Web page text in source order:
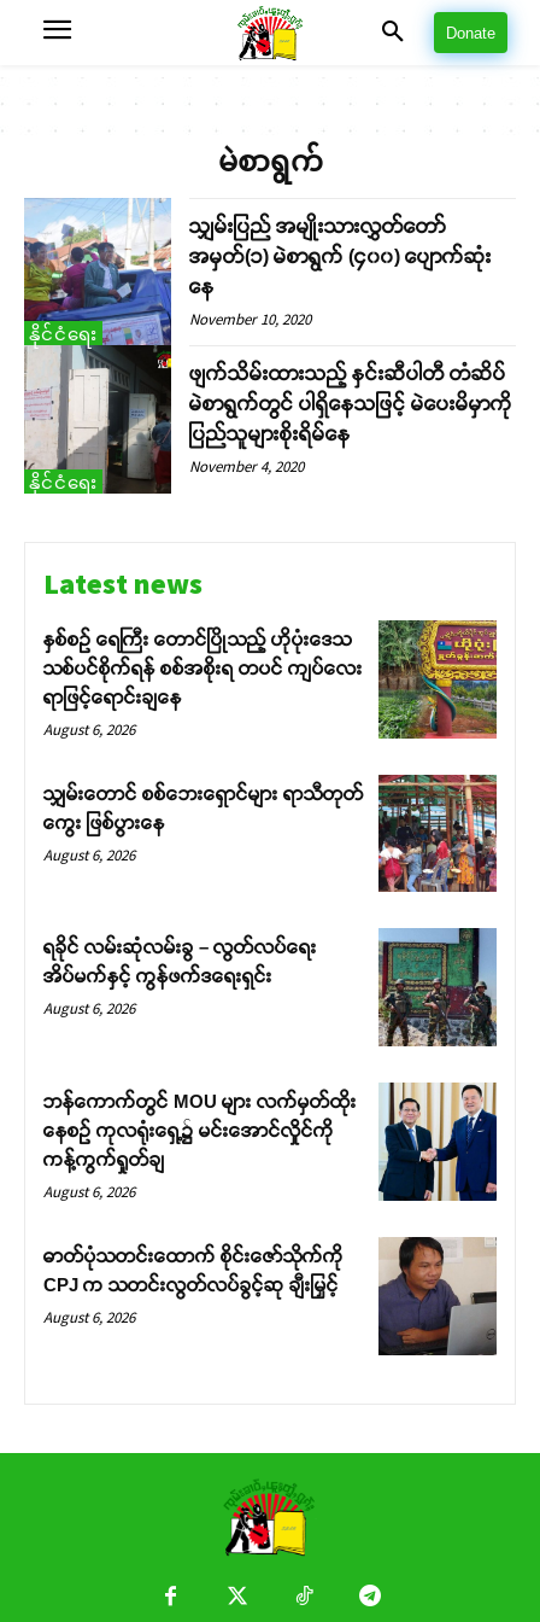
Donate
မဲစာရွက်
နိုင်ငံရေး
သျှမ်းပြည် အမျိုးသားလွှတ်တော်
အမှတ်(၁) မဲစာရွက် (၄၀၀) ပျောက်ဆုံး
နေ
November 10, 2020
နိုင်ငံရေး
ဖျက်သိမ်းထားသည့် နှင်းဆီပါတီ တံဆိပ်
မဲစာရွက်တွင် ပါရှိနေသဖြင့် မဲပေးမိမှာကို
ပြည်သူများစိုးရိမ်နေ
November 4, 2020
Latest news
နှစ်စဉ် ရေကြီး တောင်ပြိုသည့် ဟိုပုံးဒေသ
သစ်ပင်စိုက်ရန် စစ်အစိုးရ တပင် ကျပ်လေး
ရာဖြင့်ရောင်းချနေ
August 6, 2026
သျှမ်းတောင် စစ်ဘေးရှောင်များ ရာသီတုတ်
ကွေး ဖြစ်ပွားနေ
August 6, 2026
ရခိုင် လမ်းဆုံလမ်းခွ – လွတ်လပ်ရေး
အိပ်မက်နှင့် ကွန်ဖက်ဒရေးရှင်း
August 6, 2026
ဘန်ကောက်တွင် MOU များ လက်မှတ်ထိုး
နေစဉ် ကုလရုံးရှေ့၌ မင်းအောင်လှိုင်ကို
ကန့်ကွက်ရှုတ်ချ
August 6, 2026
ဓာတ်ပုံသတင်းထောက် စိုင်းဇော်သိုက်ကို
CPJ က သတင်းလွတ်လပ်ခွင့်ဆု ချီးမြှင့်
August 6, 2026